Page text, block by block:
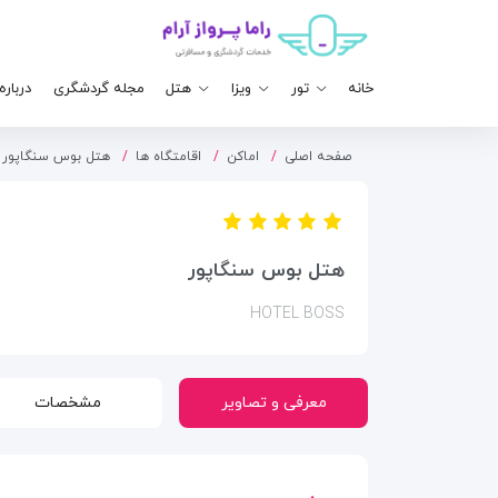
خانه تور ویزا هتل مجله گردشگری
صفحه اصلی اماکن اقامتگاه ها هتل بوس سنگاپور
هتل بوس سنگاپور
HOTEL BOSS
معرفی و تصاویر مشخصات